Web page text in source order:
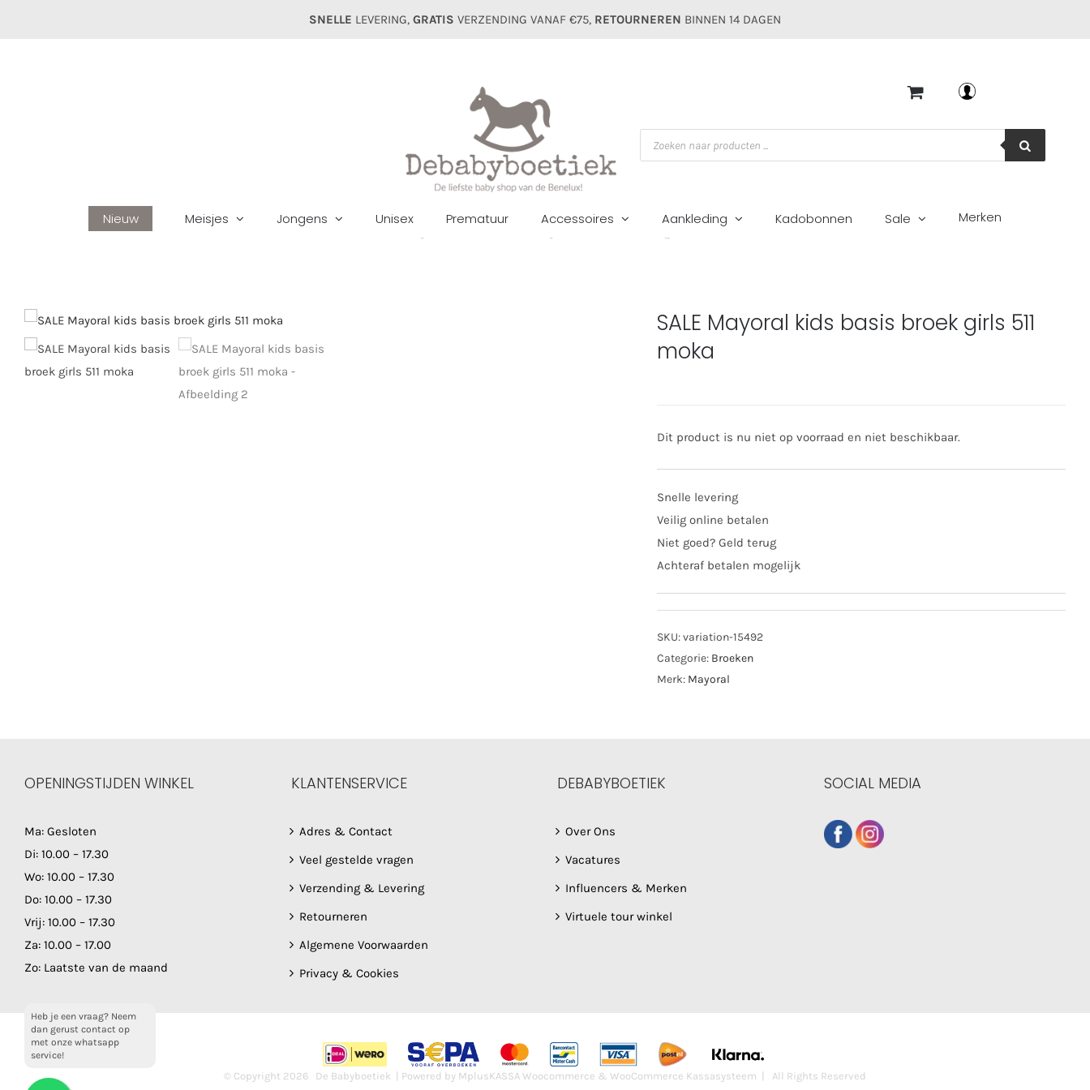
SNELLE LEVERING, GRATIS VERZENDING VANAF €75, RETOURNEREN BINNEN 14 DAGEN
Producten
zoeken
Nieuw Meisjes Jongens Unisex Prematuur Accessoires Aankleding Kadobonnen Sale Merken
SALE Mayoral kids basis broek girls 511
moka
Dit product is nu niet op voorraad en niet beschikbaar.
Snelle levering
Veilig online betalen
Niet goed? Geld terug
Achteraf betalen mogelijk
SKU:variation-15492
Categorie: Broeken
Merk: Mayoral
OPENINGSTIJDEN WINKEL
Ma: Gesloten
Di: 10.00 – 17.30
Wo: 10.00 – 17.30
Do: 10.00 – 17.30
Vrij: 10.00 – 17.30
Za: 10.00 – 17.00
Zo: Laatste van de maand
KLANTENSERVICE
Adres & Contact
Veel gestelde vragen
Verzending & Levering
Retourneren
Algemene Voorwaarden
Privacy & Cookies
DEBABYBOETIEK
Over Ons
Vacatures
Influencers & Merken
Virtuele tour winkel
SOCIAL MEDIA
© Copyright 2026 De Babyboetiek | Powered by MplusKASSA Woocommerce & WooCommerce Kassasysteem | All Rights Reserved
Heb je een vraag? Neem
dan gerust contact op
met onze whatsapp
service!